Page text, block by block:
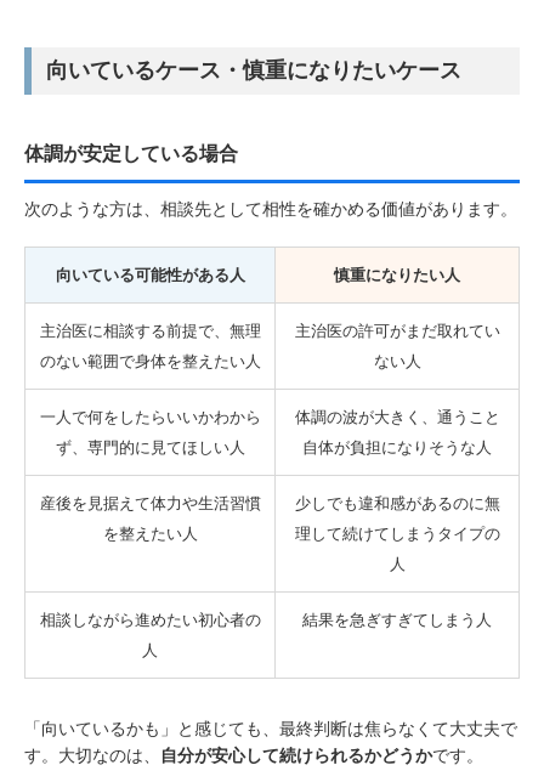
向いているケース・慎重になりたいケース
体調が安定している場合
次のような方は、相談先として相性を確かめる価値があります。
向いている可能性がある人 慎重になりたい人
主治医に相談する前提で、無理
のない範囲で身体を整えたい人
主治医の許可がまだ取れてい
ない人
一人で何をしたらいいかわから
ず、専門的に見てほしい人
体調の波が大きく、通うこと
自体が負担になりそうな人
産後を見据えて体力や生活習慣
を整えたい人
少しでも違和感があるのに無
理して続けてしまうタイプの
人
相談しながら進めたい初心者の
人
結果を急ぎすぎてしまう人
「向いているかも」と感じても、最終判断は焦らなくて大丈夫で
す。大切なのは、
自分が安心して続けられるかどうかです。